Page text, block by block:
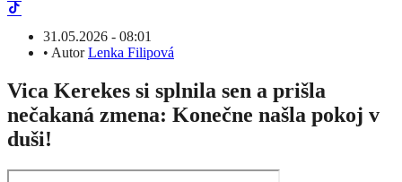
31.05.2026 - 08:01
• AutorLenka Filipová
Vica Kerekes si splnila sen a prišla
nečakaná zmena: Konečne našla pokoj v
duši!